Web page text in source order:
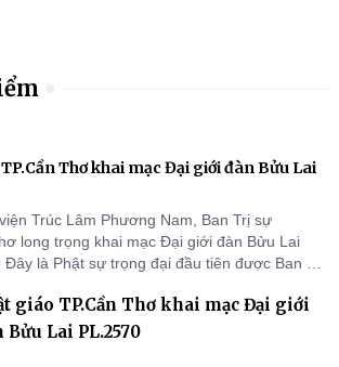
Thơ khai mạc Đại giới đàn Bửu Lai
Trúc Lâm Phương Nam, Ban Trị sự
long trọng khai mạc Đại giới đàn Bửu Lai
là Phật sự trọng đại đầu tiên được Ban Trị
tâm đối với công tác truyền giới, đào tạo
mạch Tăng-g
giáo TP.Cần Thơ khai mạc Đại giới
Bửu Lai PL.2570